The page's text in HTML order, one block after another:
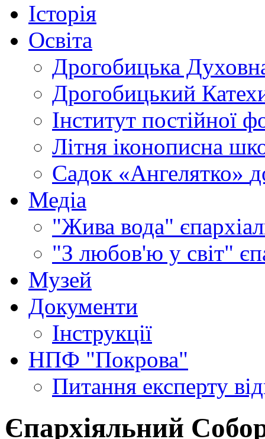
Історія
Освіта
Дрогобицька
Дрогобицький
Інститут постійної
Літня іконописна
Садок «Ангелятко»
Медіа
"Жива вода"
"З любов'ю у світ"
Музей
Документи
Інструкції
НПФ "Покрова"
Питання експерту
Єпархіяльний